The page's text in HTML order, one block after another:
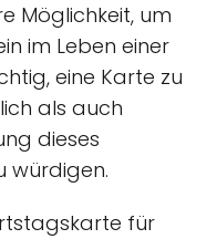
Möglichkeit, um
im Leben einer
eine Karte zu
als auch
dieses
würdigen.
für